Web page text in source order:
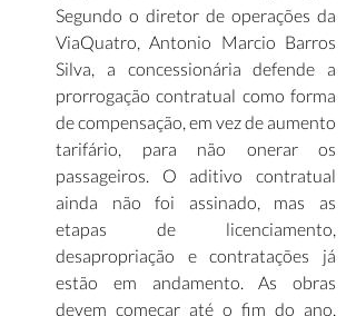
Segundo o diretor de operações da
ViaQuatro, Antonio Marcio Barros
Silva, a concessionária defende a
prorrogação contratual como forma
de compensação, em vez de aumento
tarifário, para não onerar os
passageiros. O aditivo contratual
ainda não foi assinado, mas as
etapas de licenciamento,
desapropriação e contratações já
estão em andamento. As obras
devem começar até o fim do ano,